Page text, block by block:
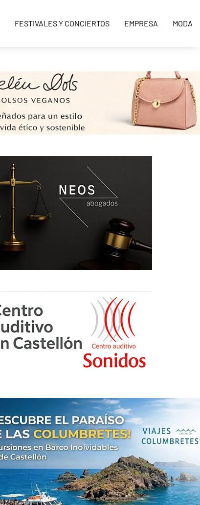
FESTIVALES Y CONCIERTOS EMPRESA MODA